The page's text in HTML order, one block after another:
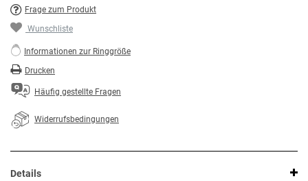
Frage zum Produkt
Wunschliste
Informationen zur Ringgröße
Drucken
Häufig gestellte Fragen
Widerrufsbedingungen
Details